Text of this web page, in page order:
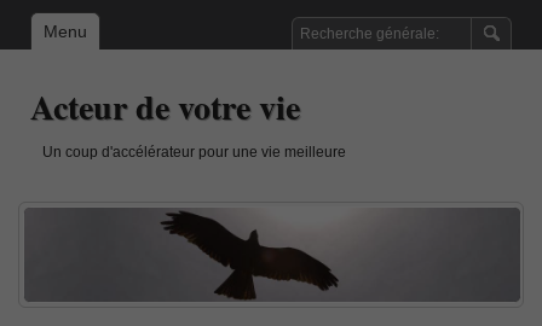
Menu
Acteur de votre vie
Un coup d'accélérateur pour une vie meilleure